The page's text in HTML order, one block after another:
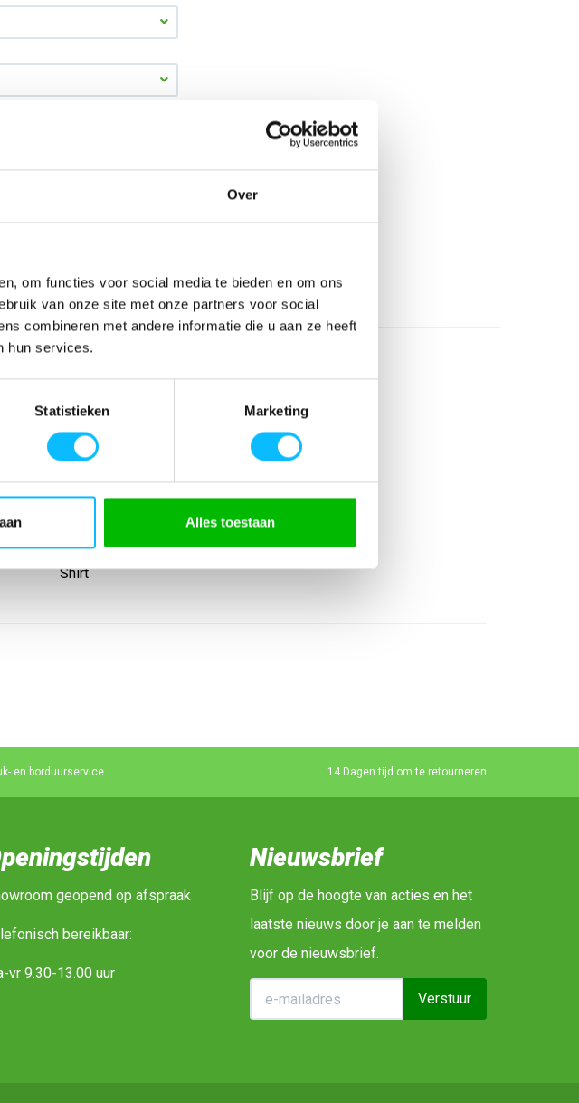
Over
om functies voor social media te bieden en om ons
van onze site met onze partners voor social
combineren met andere informatie die u aan ze heeft
hun services.
Statistieken Marketing
Alles toestaan
€ 20,63 € 26,45excl BTW
-
-
Erima
100% polyester
Wedstrijdshirts
Shirt
en borduurservice 14 Dagen tijd om te retourneren
geopend op afspraak
bereikbaar:
vr 9.30-13.00 uur
Nieuwsbrief
Blijf op de hoogte van acties en het
laatste nieuws door je aan te melden
voor de nieuwsbrief.
Verstuur